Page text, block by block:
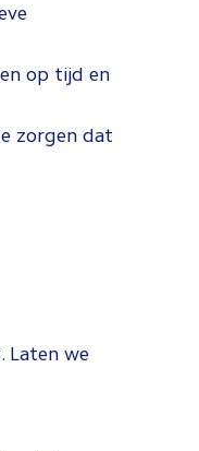
op tijd en
zorgen dat
Laten we